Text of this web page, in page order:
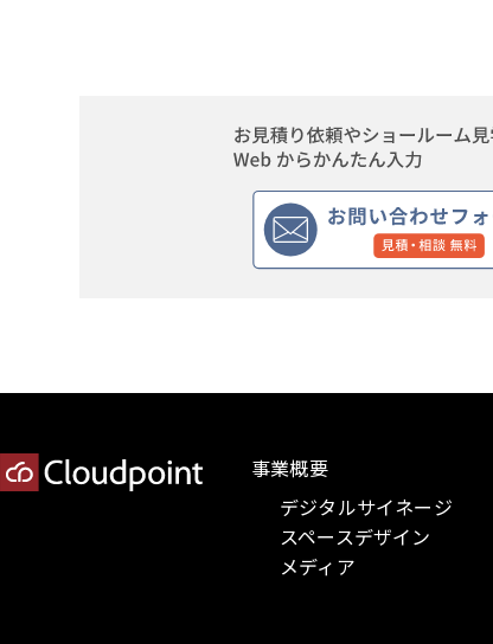
事業概要
デジタルサイネージ
スペースデザイン
メディア